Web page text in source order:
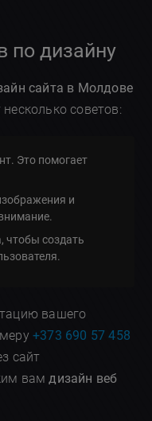
по дизайну
сайта в Молдове
советов:
Это помогает
и
чтобы создать
вашего
+373 690 57 458
сайт
вам дизайн веб